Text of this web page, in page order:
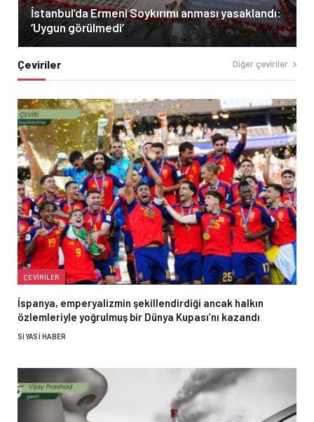
İstanbul’da Ermeni Soykırımı anması yasaklandı:
‘Uygun görülmedi’
Çeviriler Diğer çeviriler
ÇEVIRILER
İspanya, emperyalizmin şekillendirdiği ancak halkın
özlemleriyle yoğrulmuş bir Dünya Kupası’nı kazandı
SIYASI HABER